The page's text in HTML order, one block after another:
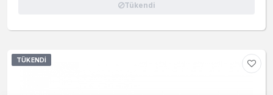
Tükendi
TÜKENDI